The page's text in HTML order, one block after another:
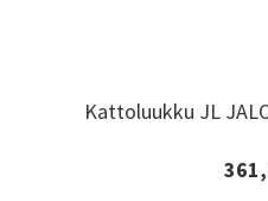
Kattoluukku JL
Kattoluukku JL
Lisätiedot